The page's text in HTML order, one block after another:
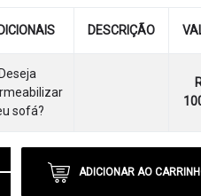
DESCRIÇÃO
Deseja
sofá?
ADICIONAR AO